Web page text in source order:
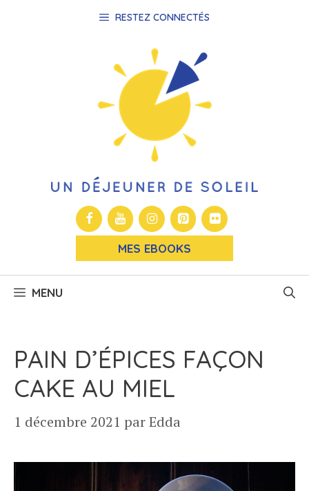
RESTEZ CONNECTÉS
MES EBOOKS
MENU
PAIN D’ÉPICES FAÇON
CAKE AU MIEL
1 décembre 2021 parEdda